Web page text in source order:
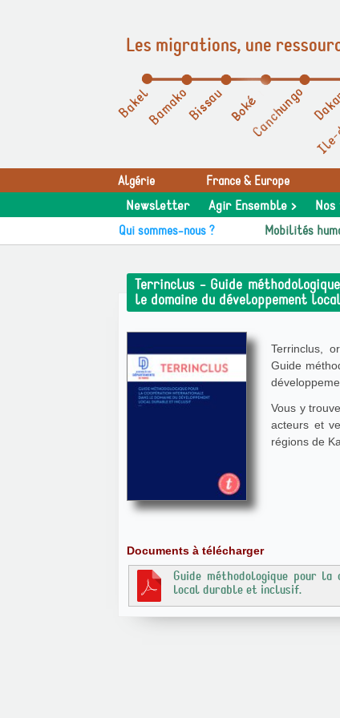
Les migrations, une
Algérie France & Europe
Newsletter Agir Ensemble >
Qui sommes-nous ? Mobilités
Terrinclus - Guide
le domaine du développement
Terrinclus,
Guide
Vous y
acteurs et
régions de
Documents à télécharger
Guide méthodologique pour
local durable et inclusif.